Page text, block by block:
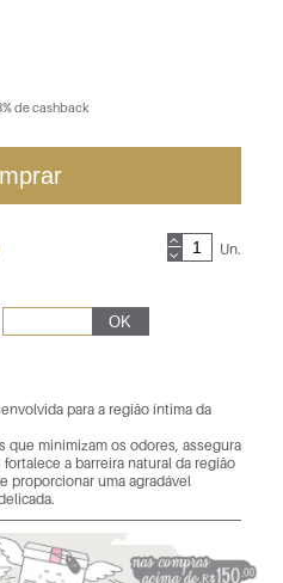
de cashback
Un.
para a região íntima da
que minimizam os odores, assegura
a barreira natural da região
proporcionar uma agradável